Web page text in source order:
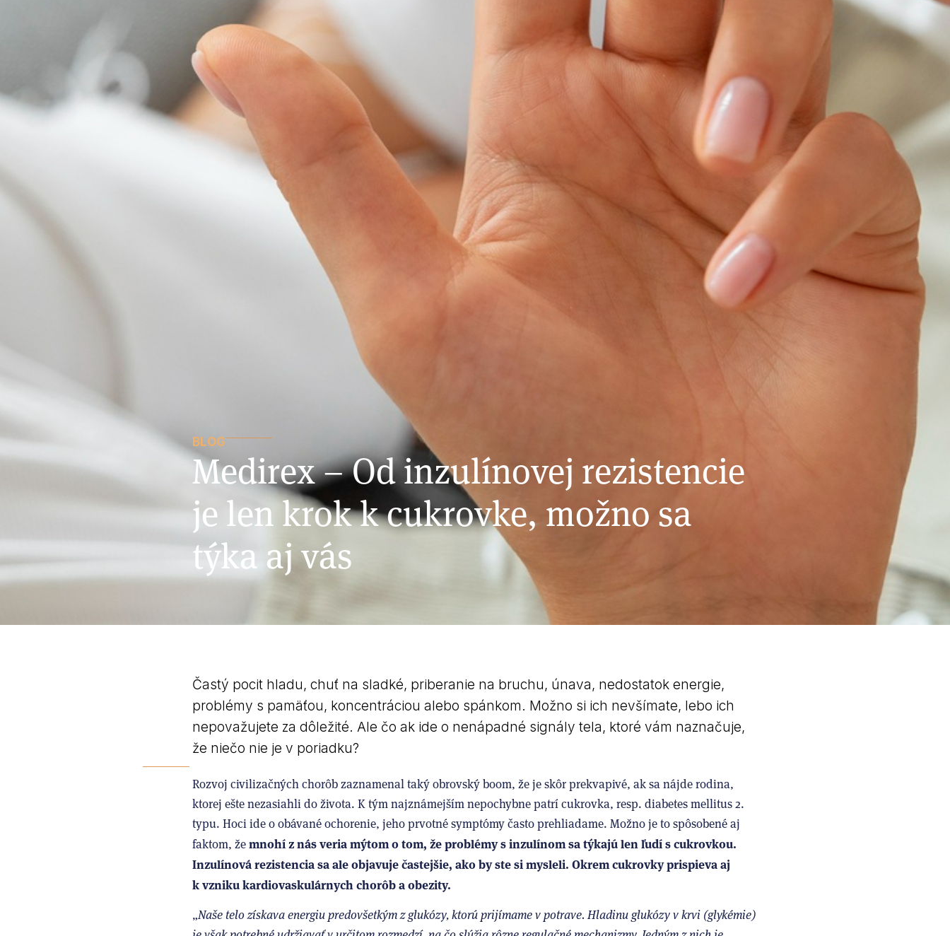
BLOG
Medirex – Od inzulínovej rezistencie
je len krok k cukrovke, možno sa
týka aj vás
Častý pocit hladu, chuť na sladké, priberanie na bruchu, únava, nedostatok energie,
problémy s pamäťou, koncentráciou alebo spánkom. Možno si ich nevšímate, lebo ich
nepovažujete za dôležité. Ale čo ak ide o nenápadné signály tela, ktoré vám naznačuje,
že niečo nie je v poriadku?
Rozvoj civilizačných chorôb zaznamenal taký obrovský boom, že je skôr prekvapivé, ak sa nájde rodina,
ktorej ešte nezasiahli do života. K tým najznámejším nepochybne patrí cukrovka, resp. diabetes mellitus 2.
typu. Hoci ide o obávané ochorenie, jeho prvotné symptómy často prehliadame. Možno je to spôsobené aj
faktom, žemnohí z nás veria mýtom o tom, že problémy s inzulínom sa týkajú len ľudí s cukrovkou.
Inzulínová rezistencia sa ale objavuje častejšie, ako by ste si mysleli. Okrem cukrovky prispieva aj
k vzniku kardiovaskulárnych chorôb a obezity.
„Naše telo získava energiu predovšetkým z glukózy, ktorú prijímame v potrave. Hladinu glukózy v krvi (glykémie)